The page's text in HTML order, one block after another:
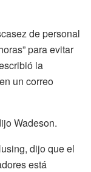
de personal
para evitar
la
un correo
Wadeson.
dijo que el
está